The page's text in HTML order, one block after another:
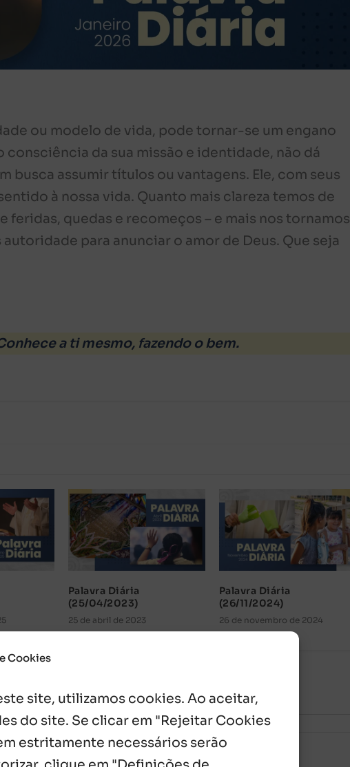
Cookies
site, utilizamos cookies. Ao aceitar,
do site. Se clicar em "Rejeitar Cookies
estritamente necessários serão
ou modelo de vida, pode tornar-se um engano
consciência da sua missão e identidade, não dá
busca assumir títulos ou vantagens. Ele, com seus
à nossa vida. Quanto mais clareza temos de
feridas, quedas e recomeços – e mais nos tornamos
para anunciar o amor de Deus. Que seja
a ti mesmo, fazendo o bem.
Palavra Diária
(25/04/2023)
25 de abril de 2023
Palavra Diária
(26/11/2024)
26 de novembro de 2024